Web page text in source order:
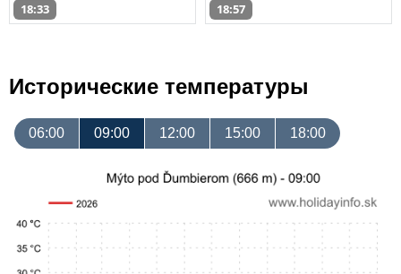
18:33 18:57
Исторические температуры
06:00 09:00 12:00 15:00 18:00